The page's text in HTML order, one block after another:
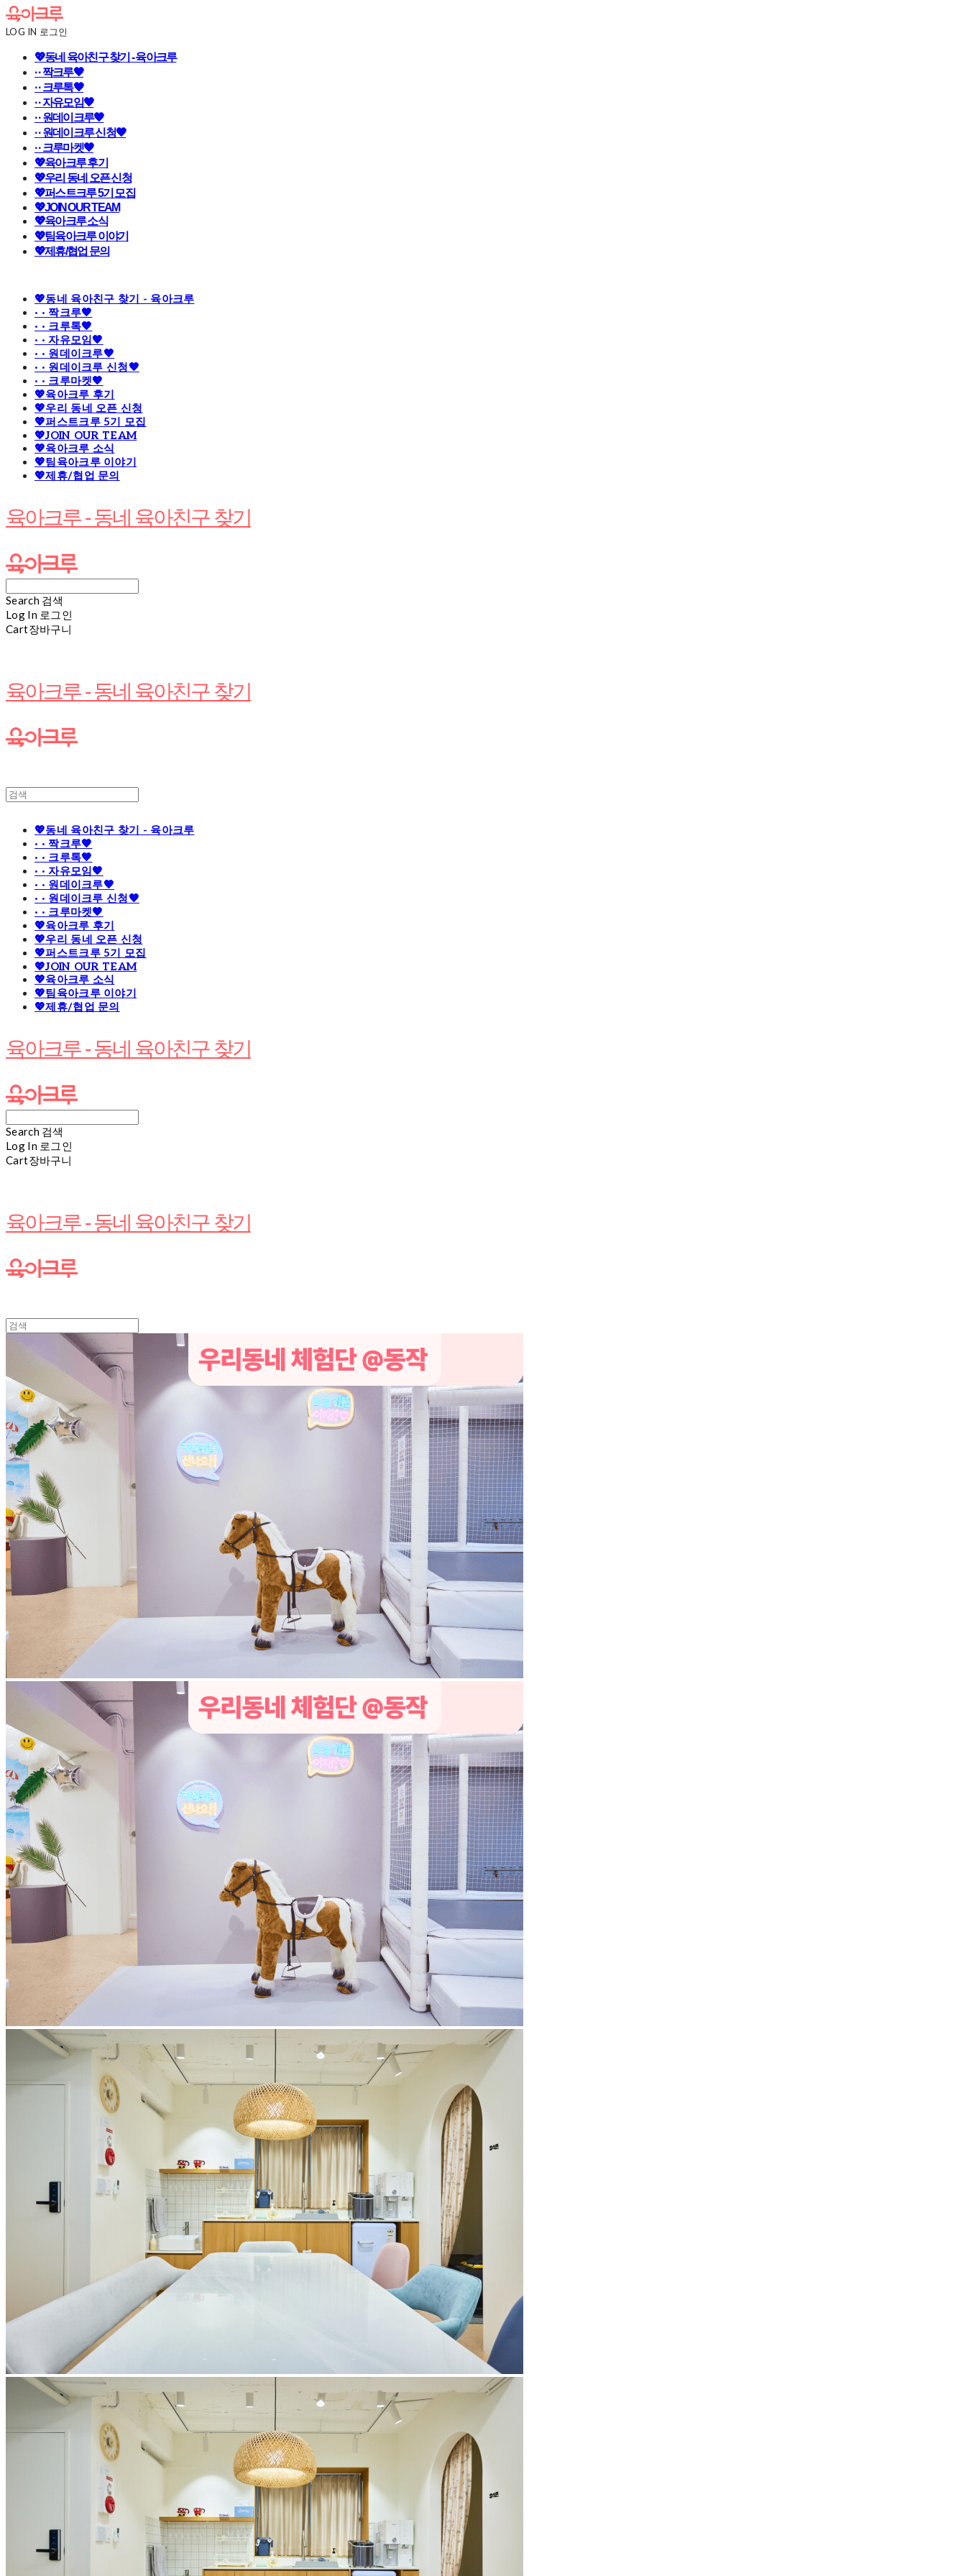
LOG IN 로그인
💖동네 육아친구 찾기 - 육아크루
· · 짝크루🧡
· · 크루톡🧡
· · 자유모임🧡
· · 원데이크루🧡
· · 원데이크루 신청🧡
· · 크루마켓🧡
💖육아크루 후기
💖우리 동네 오픈 신청
💖퍼스트크루 5기 모집
💖JOIN OUR TEAM
💖육아크루 소식
💖팀육아크루 이야기
💖제휴/협업 문의
💖동네 육아친구 찾기 - 육아크루
· · 짝크루🧡
· · 크루톡🧡
· · 자유모임🧡
· · 원데이크루🧡
· · 원데이크루 신청🧡
· · 크루마켓🧡
💖육아크루 후기
💖우리 동네 오픈 신청
💖퍼스트크루 5기 모집
💖JOIN OUR TEAM
💖육아크루 소식
💖팀육아크루 이야기
💖제휴/협업 문의
육아크루 - 동네 육아친구 찾기
Search 검색
Log In 로그인
Cart장바구니
육아크루 - 동네 육아친구 찾기
💖동네 육아친구 찾기 - 육아크루
· · 짝크루🧡
· · 크루톡🧡
· · 자유모임🧡
· · 원데이크루🧡
· · 원데이크루 신청🧡
· · 크루마켓🧡
💖육아크루 후기
💖우리 동네 오픈 신청
💖퍼스트크루 5기 모집
💖JOIN OUR TEAM
💖육아크루 소식
💖팀육아크루 이야기
💖제휴/협업 문의
육아크루 - 동네 육아친구 찾기
Search 검색
Log In 로그인
Cart장바구니
육아크루 - 동네 육아친구 찾기